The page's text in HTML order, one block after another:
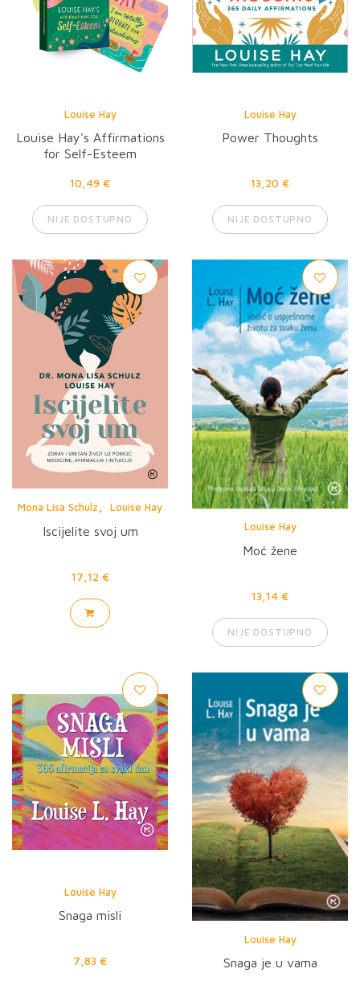
Louise Hay
Louise Hay's Affirmations
for Self-Esteem
10,49 €
NIJE DOSTUPNO
Louise Hay
Power Thoughts
13,20 €
NIJE DOSTUPNO
Mona Lisa Schulz, Louise Hay
Iscijelite svoj um
17,12 €
Louise Hay
Moć žene
13,14 €
NIJE DOSTUPNO
Louise Hay
Snaga misli
7,83 €
Louise Hay
Snaga je u vama